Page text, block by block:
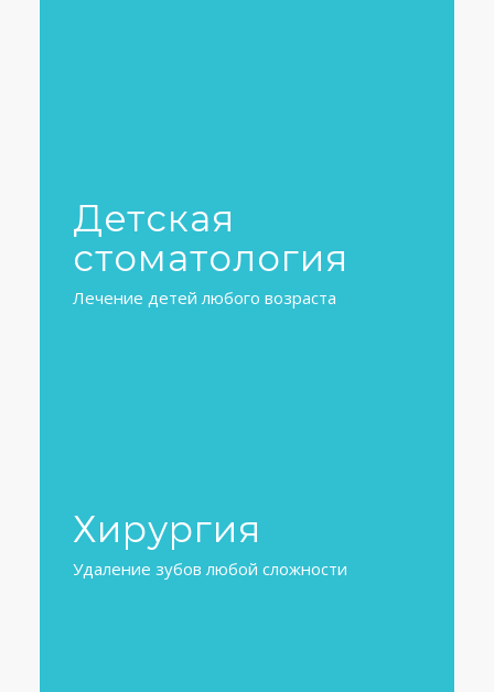
Детская
стоматология
Лечение детей любого возраста
Хирургия
Удаление зубов любой сложности